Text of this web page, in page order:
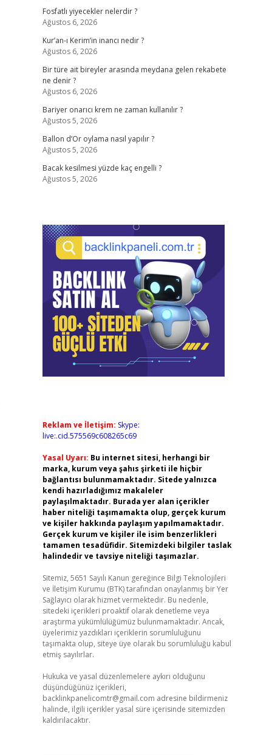
Fosfatlı yiyecekler nelerdir ?
Ağustos 6, 2026
Kur’an-ı Kerim’in inancı nedir ?
Ağustos 6, 2026
Bir türe ait bireyler arasında meydana gelen rekabete
ne denir ?
Ağustos 6, 2026
Bariyer onarıcı krem ne zaman kullanılır ?
Ağustos 5, 2026
Ballon d’Or oylama nasıl yapılır ?
Ağustos 5, 2026
Bacak kesilmesi yüzde kaç engelli ?
Ağustos 5, 2026
Reklam ve İletişim: Skype:
live:.cid.575569c608265c69
Yasal Uyarı: Bu internet sitesi, herhangi bir
marka, kurum veya şahıs şirketi ile hiçbir
bağlantısı bulunmamaktadır. Sitede yalnızca
kendi hazırladığımız makaleler
paylaşılmaktadır. Burada yer alan içerikler
haber niteliği taşımamakta olup, gerçek kurum
ve kişiler hakkında paylaşım yapılmamaktadır.
Gerçek kurum ve kişiler ile isim benzerlikleri
tamamen tesadüfidir. Sitemizdeki bilgiler taslak
halindedir ve tavsiye niteliği taşımazlar.
Sitemiz, 5651 Sayılı Kanun gereğince Bilgi Teknolojileri
ve İletişim Kurumu (BTK) tarafından onaylanmış bir Yer
Sağlayıcı olarak hizmet vermektedir. Bu nedenle,
sitedeki içerikleri proaktif olarak denetleme veya
araştırma yükümlülüğümüz bulunmamaktadır. Ancak,
üyelerimiz yazdıkları içeriklerin sorumluluğunu
taşımakta olup, siteye üye olarak bu sorumluluğu kabul
etmiş sayılırlar.
Hukuka ve yasal düzenlemelere aykırı olduğunu
düşündüğünüz içerikleri,
backlinkpanelicomtr@gmail.com adresine bildirmeniz
halinde, ilgili içerikler yasal süre içerisinde sitemizden
kaldırılacaktır.